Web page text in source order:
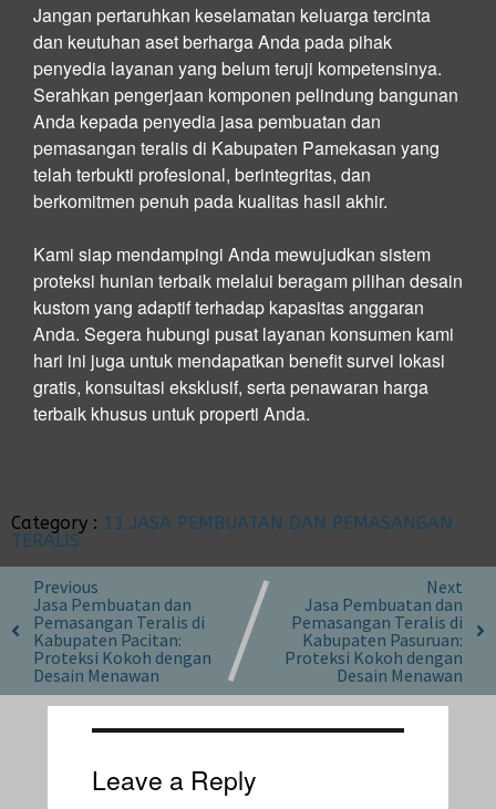
Jangan pertaruhkan keselamatan keluarga tercinta
dan keutuhan aset berharga Anda pada pihak
penyedia layanan yang belum teruji kompetensinya.
Serahkan pengerjaan komponen pelindung bangunan
Anda kepada penyedia jasa pembuatan dan
pemasangan teralis di Kabupaten Pamekasan yang
telah terbukti profesional, berintegritas, dan
berkomitmen penuh pada kualitas hasil akhir.
Kami siap mendampingi Anda mewujudkan sistem
proteksi hunian terbaik melalui beragam pilihan desain
kustom yang adaptif terhadap kapasitas anggaran
Anda. Segera hubungi pusat layanan konsumen kami
hari ini juga untuk mendapatkan benefit survei lokasi
gratis, konsultasi eksklusif, serta penawaran harga
terbaik khusus untuk properti Anda.
Category : 11 JASA PEMBUATAN DAN PEMASANGAN
TERALIS
Previous
Jasa Pembuatan dan
Pemasangan Teralis di
Kabupaten Pacitan:
Proteksi Kokoh dengan
Desain Menawan
Next
Jasa Pembuatan dan
Pemasangan Teralis di
Kabupaten Pasuruan:
Proteksi Kokoh dengan
Desain Menawan
Leave a Reply